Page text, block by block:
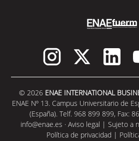
© 2026 ENAE INTERNATIONAL
ENAE Nº 13. Campus Universitario de
(España). Telf. 968 899 899, Fax:
info@enae.es · Aviso legal | Sujeto a
Política de privacidad |